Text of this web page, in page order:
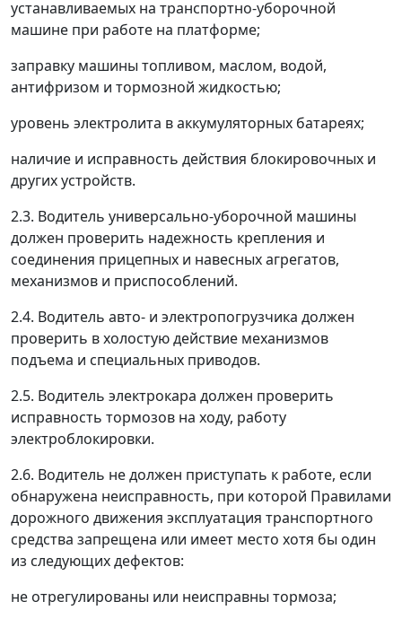
устанавливаемых на транспортно-уборочной
машине при работе на платформе;
заправку машины топливом, маслом, водой,
антифризом и тормозной жидкостью;
уровень электролита в аккумуляторных батареях;
наличие и исправность действия блокировочных и
других устройств.
2.3. Водитель универсально-уборочной машины
должен проверить надежность крепления и
соединения прицепных и навесных агрегатов,
механизмов и приспособлений.
2.4. Водитель авто- и электропогрузчика должен
проверить в холостую действие механизмов
подъема и специальных приводов.
2.5. Водитель электрокара должен проверить
исправность тормозов на ходу, работу
электроблокировки.
2.6. Водитель не должен приступать к работе, если
обнаружена неисправность, при которой Правилами
дорожного движения эксплуатация транспортного
средства запрещена или имеет место хотя бы один
из следующих дефектов:
не отрегулированы или неисправны тормоза;